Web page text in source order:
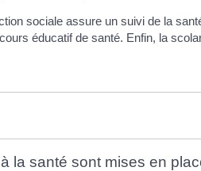
sociale assure un suivi de la
éducatif de santé. Enfin, la
la santé sont mises en